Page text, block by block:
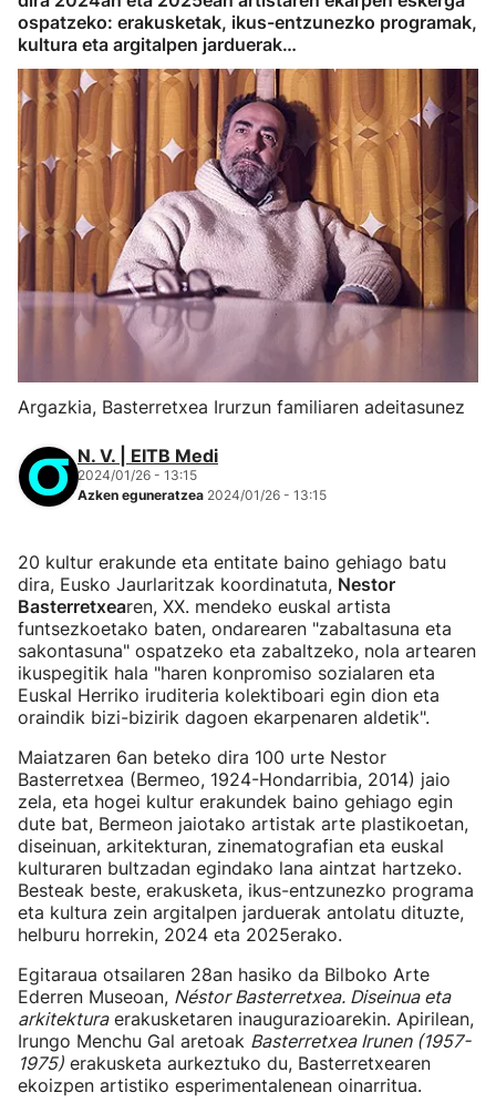
ospatzeko: erakusketak, ikus-entzunezko programak,
kultura eta argitalpen jarduerak…
Argazkia, Basterretxea Irurzun familiaren adeitasunez
N. V. | EITB Medi
2024/01/26 - 13:15
Azken eguneratzea 2024/01/26 - 13:15
20 kultur erakunde eta entitate baino gehiago batu
dira, Eusko Jaurlaritzak koordinatuta, Nestor
Basterretxearen, XX. mendeko euskal artista
funtsezkoetako baten, ondarearen "zabaltasuna eta
sakontasuna" ospatzeko eta zabaltzeko, nola artearen
ikuspegitik hala "haren konpromiso sozialaren eta
Euskal Herriko iruditeria kolektiboari egin dion eta
oraindik bizi-bizirik dagoen ekarpenaren aldetik".
Maiatzaren 6an beteko dira 100 urte Nestor
Basterretxea (Bermeo, 1924-Hondarribia, 2014) jaio
zela, eta hogei kultur erakundek baino gehiago egin
dute bat, Bermeon jaiotako artistak arte plastikoetan,
diseinuan, arkitekturan, zinematografian eta euskal
kulturaren bultzadan egindako lana aintzat hartzeko.
Besteak beste, erakusketa, ikus-entzunezko programa
eta kultura zein argitalpen jarduerak antolatu dituzte,
helburu horrekin, 2024 eta 2025erako.
Egitaraua otsailaren 28an hasiko da Bilboko Arte
Ederren Museoan, Néstor Basterretxea. Diseinua eta
arkitekturaerakusketaren inaugurazioarekin. Apirilean,
Irungo Menchu Gal aretoak Basterretxea Irunen (1957-
1975) erakusketa aurkeztuko du, Basterretxearen
ekoizpen artistiko esperimentalenean oinarritua.